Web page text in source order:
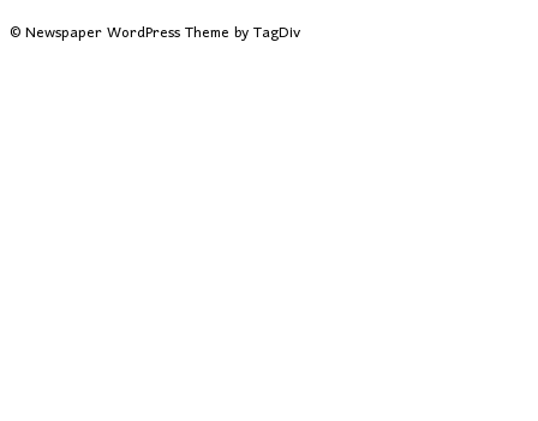
© Newspaper WordPress Theme by TagDiv